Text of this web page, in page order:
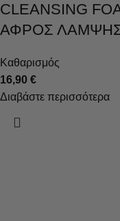
CLEANSING
ΑΦΡΟΣ
Καθαρισμός
16,90 €
Διαβάστε περισσότερα